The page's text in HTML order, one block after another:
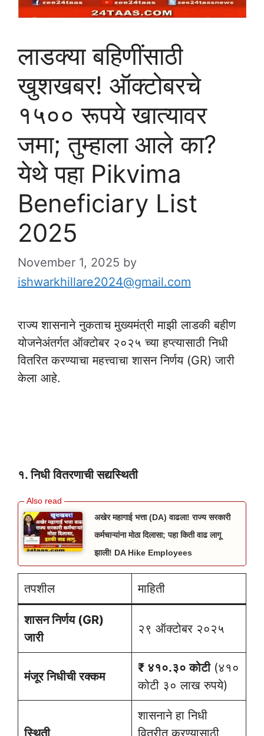
लाडक्या बहिणींसाठी
खुशखबर! ऑक्टोबरचे
१५०० रूपये खात्यावर
जमा; तुम्हाला आले का?
येथे पहा Pikvima
Beneficiary List
2025
November 1, 2025 by
ishwarkhillare2024@gmail.com
राज्य शासनाने नुकताच मुख्यमंत्री माझी लाडकी बहीण
योजनेअंतर्गत ऑक्टोबर २०२५ च्या हप्त्यासाठी निधी
वितरित करण्याचा महत्त्वाचा शासन निर्णय (GR) जारी
केला आहे.
१. निधी वितरणाची सद्यस्थिती
अखेर महागाई भत्ता (DA) वाढला! राज्य सरकारी
कर्मचाऱ्यांना मोठा दिलासा; पहा किती वाढ लागू
झाली! DA Hike Employees
तपशील माहिती
शासन निर्णय (GR)
जारी
२९ ऑक्टोबर २०२५
मंजूर निधीची रक्कम
₹ ४१०.३० कोटी(४१०
कोटी ३० लाख रुपये)
शासनाने हा निधी